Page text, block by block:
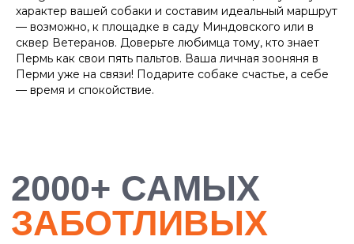
характер вашей собаки и составим идеальный маршрут
— возможно, к площадке в саду Миндовского или в
сквер Ветеранов. Доверьте любимца тому, кто знает
Пермь как свои пять пальтов. Ваша личная зооняня в
Перми уже на связи! Подарите собаке счастье, а себе
— время и спокойствие.